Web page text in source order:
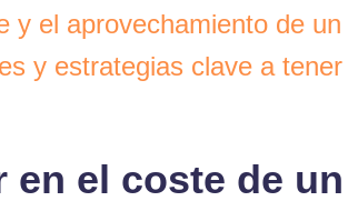
y el aprovechamiento de un
y estrategias clave a tener
el coste de